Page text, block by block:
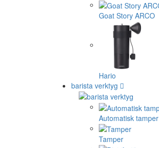
Goat Story ARCO
Hario
barista verktyg
Automatisk tamper
Tamper